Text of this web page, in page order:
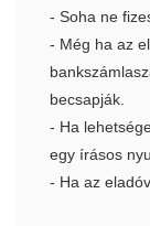
- Soha ne
- Még ha az
becsapják.
- Ha
egy írásos
- Ha az